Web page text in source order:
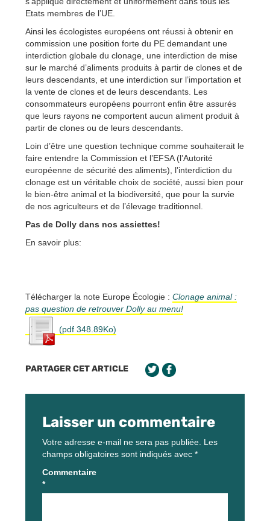
Etats membres de l’UE.
Ainsi les écologistes européens ont réussi à obtenir en
commission une position forte du PE demandant une
interdiction globale du clonage, une interdiction de mise
sur le marché d’aliments produits à partir de clones et de
leurs descendants, et une interdiction sur l’importation et
la vente de clones et de leurs descendants. Les
consommateurs européens pourront enfin être assurés
que leurs rayons ne comportent aucun aliment produit à
partir de clones ou de leurs descendants.
Loin d’être une question technique comme souhaiterait le
faire entendre la Commission et l’EFSA (l’Autorité
européenne de sécurité des aliments), l’interdiction du
clonage est un véritable choix de société, aussi bien pour
le bien-être animal et la biodiversité, que pour la survie
de nos agriculteurs et de l’élevage traditionnel.
Pas de Dolly dans nos assiettes!
En savoir plus:
Télécharger la note Europe Écologie : Clonage animal :
pas question de retrouver Dolly au menu!
(pdf 348.89Ko)
PARTAGER CET ARTICLE
Laisser un commentaire
Votre adresse e-mail ne sera pas publiée. Les
champs obligatoires sont indiqués avec *
Commentaire
*